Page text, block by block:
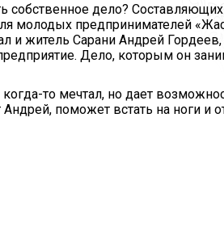
собственное дело?
молодых предпринимателей «Жас
и житель Сарани Андрей
Дело, которым он
то мечтал, но дает
поможет встать на ноги и